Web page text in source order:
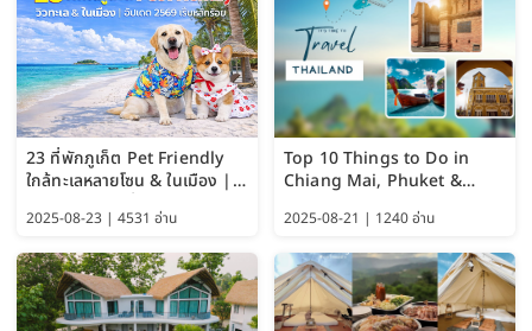
23 ที่พักภูเก็ต Pet Friendly
ใกล้ทะเลหลายโซน & ในเมือง |
2025-08-23 | 4531 อ่าน
Top 10 Things to Do in
Chiang Mai, Phuket &
Guide 2025)
2025-08-21 | 1240 อ่าน